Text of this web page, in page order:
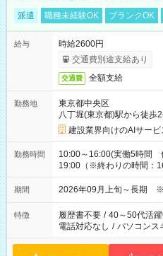
派遣 職種未経験OK ブランクOK
給与
時給2600円
交通費別途支給あり
交通費 全額支給
勤務地
東京都中央区
八丁堀(東京都)駅から徒歩
建設業界向けのAIサー
勤務時間
10:00～16:00(実働5時間
19:00（※終わりの時間：
期間 2026年09月上旬～長期
特徴 履歴書不要 / 40～50代活
電話対応なし / パソコンス